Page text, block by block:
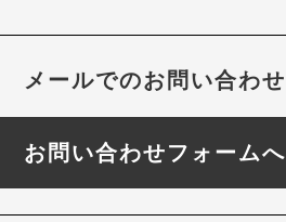
メールでのお問い合わせ
お問い合わせフォームへ